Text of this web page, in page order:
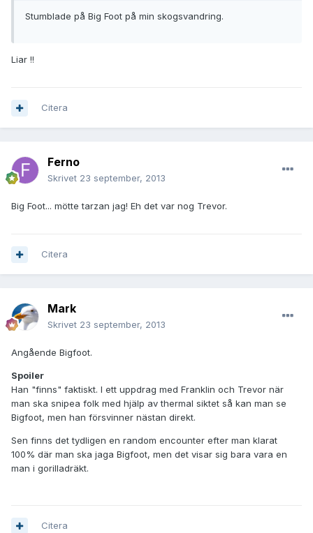
Stumblade på Big Foot på min skogsvandring.
Liar !!
Citera
Ferno
Skrivet 23 september, 2013
Big Foot... mötte tarzan jag! Eh det var nog Trevor.
Citera
Mark
Skrivet 23 september, 2013
Angående Bigfoot.
Spoiler
Han "finns" faktiskt. I ett uppdrag med Franklin och Trevor när
man ska snipea folk med hjälp av thermal siktet så kan man se
Bigfoot, men han försvinner nästan direkt.
Sen finns det tydligen en random encounter efter man klarat
100% där man ska jaga Bigfoot, men det visar sig bara vara en
man i gorilladräkt.
Citera